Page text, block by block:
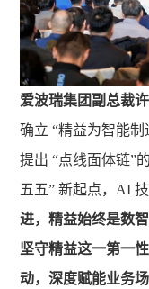
爱波瑞集团副总裁
确立 “精益为智能
提出 “点线面体链”
五五” 新起点，AI
进，精益始终是数
坚守精益这一第一
动，深度赋能业务